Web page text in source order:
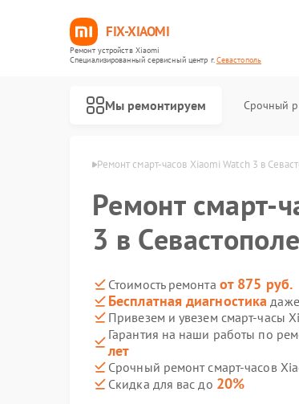
FIX-XIAOMI
Ремонт устройств Xiaomi
Специализированный cервисный центр г.Севастополь
Мы ремонтируем Срочный
Ремонт смарт-часов Xiaomi Watch 3 в
Ремонт смарт-
3 в Севастополе
Стоимость ремонта от 875 руб.
Бесплатная диагностика
Привезем и увезем смарт-часы
Гарантия на наши работы по
лет
Срочный ремонт смарт-часов
Скидка для вас до 20%